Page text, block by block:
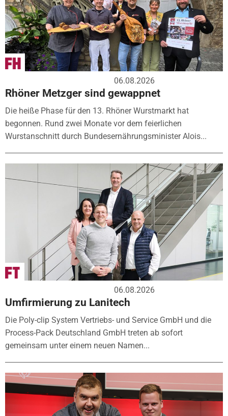
06.08.2026
Rhöner Metzger sind gewappnet
Die heiße Phase für den 13. Rhöner Wurstmarkt hat
begonnen. Rund zwei Monate vor dem feierlichen
Wurstanschnitt durch Bundesernährungsminister Alois...
06.08.2026
Umfirmierung zu Lanitech
Die Poly-clip System Vertriebs- und Service GmbH und die
Process-Pack Deutschland GmbH treten ab sofort
gemeinsam unter einem neuen Namen...